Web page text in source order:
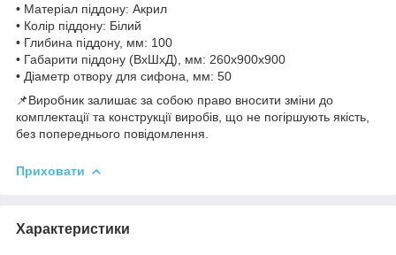
• Матеріал піддону: Акрил
• Колір піддону: Білий
• Глибина піддону, мм: 100
• Габарити піддону (ВхШхД), мм: 260х900х900
• Діаметр отвору для сифона, мм: 50
📌Виробник залишає за собою право вносити зміни до
комплектації та конструкції виробів, що не погіршують якість,
без попереднього повідомлення.
Приховати
Характеристики